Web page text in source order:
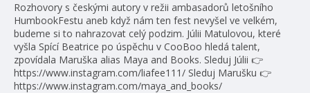
Rozhovory s českými autory v režii ambasadorů letošního
HumbookFestu aneb když nám ten fest nevyšel ve velkém,
budeme si to nahrazovat celý podzim. Júlii Matulovou, které
vyšla Spící Beatrice po úspěchu v CooBoo hledá talent,
zpovídala Maruška alias Maya and Books. Sleduj Júlii 👉
https://www.instagram.com/liafee111/ Sleduj Marušku 👉
https://www.instagram.com/maya_and_books/